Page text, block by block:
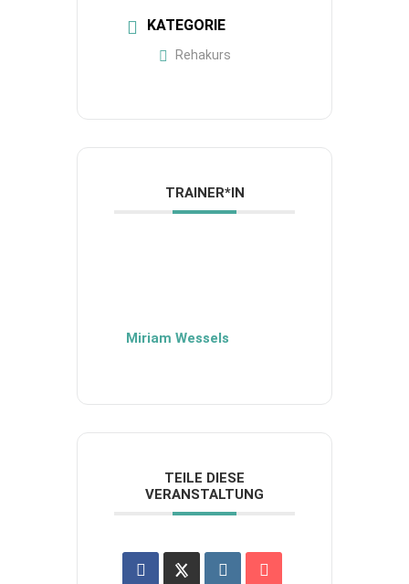
KATEGORIE
Rehakurs
TRAINER*IN
Miriam Wessels
TEILE DIESE
VERANSTALTUNG